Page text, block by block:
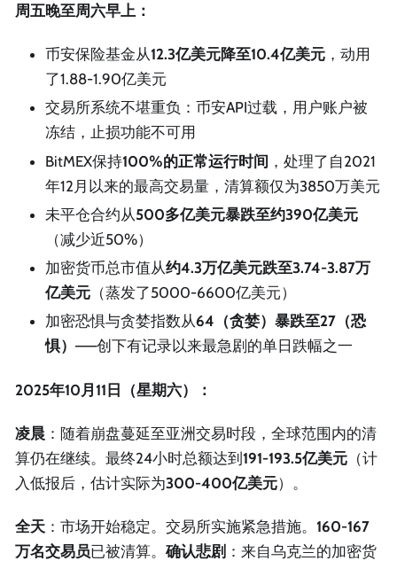
周五晚至周六早上：
币安保险基金从12.3亿美元降至10.4亿美元 ，动用
了1.88-1.90亿美元
交易所系统不堪重负：币安API过载，用户账户被
冻结，止损功能不可用
BitMEX保持100%的正常运行时间 ，处理了自2021
年12月以来的最高交易量，清算额仅为3850万美元
未平仓合约从500多亿美元暴跌至约390亿美元
（减少近50%）
加密货币总市值从约4.3万亿美元跌至3.74-3.87万
亿美元 （蒸发了5000-6600亿美元）
加密恐惧与贪婪指数从64（贪婪）暴跌至27（恐
惧） ——创下有记录以来最急剧的单日跌幅之一
2025年10月11日（星期六）：
凌晨 ：随着崩盘蔓延至亚洲交易时段，全球范围内的清
算仍在继续。最终24小时总额达到191-193.5亿美元 （计
入低报后，估计实际为300-400亿美元）。
全天 ：市场开始稳定。交易所实施紧急措施。 160-167
万名交易员已被清算。 确认悲剧 ：来自乌克兰的加密货